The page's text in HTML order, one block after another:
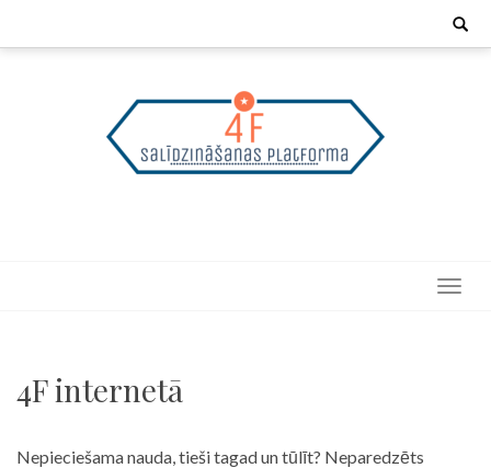
Search
4F internetā
Nepieciešama nauda, tieši tagad un tūlīt? Neparedzēts